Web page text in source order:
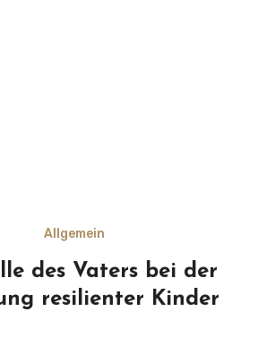
Allgemein
des Vaters bei der
resilienter Kinder